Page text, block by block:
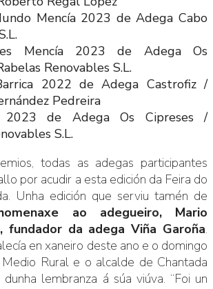
Mencía 2023 de Adega Cabo
Mencía 2023 de Adega Os
Renovables S.L.
2022 de Adega Castrofiz /
Pedreira
2023 de Adega Os Cipreses /
S.L.
todas as adegas participantes
por acudir a esta edición da Feira do
Unha edición que serviu tamén de
ao adegueiro, Mario
fundador da adega Viña Garoña.
en xaneiro deste ano e o domingo
Rural e o alcalde de Chantada
lembranza á súa viúva. “Foi un